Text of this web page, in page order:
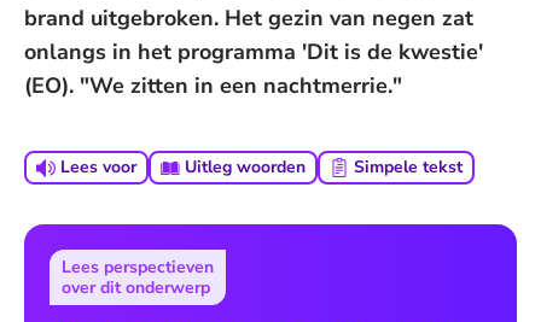
brand uitgebroken. Het gezin van negen zat
onlangs in het programma 'Dit is de kwestie'
(EO). "We zitten in een nachtmerrie."
Lees voor Uitleg woorden Simpele tekst
Lees perspectieven
over dit onderwerp